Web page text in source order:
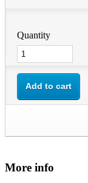
Quantity
Add to cart
More info